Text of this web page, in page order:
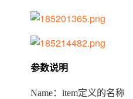
参数说明
Name：item定义的名称